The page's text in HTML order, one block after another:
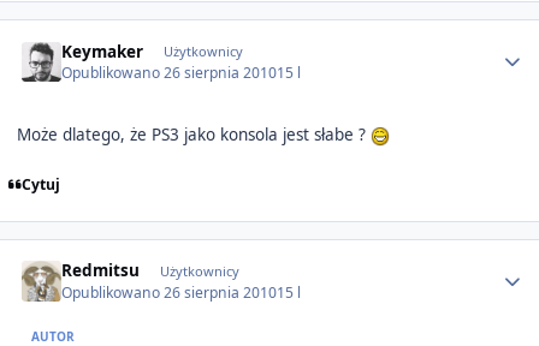
Keymaker Użytkownicy
Opublikowano26 sierpnia 201015 l
Może dlatego, że PS3 jako konsola jest słabe ?
Cytuj
Redmitsu Użytkownicy
Opublikowano26 sierpnia 201015 l
AUTOR